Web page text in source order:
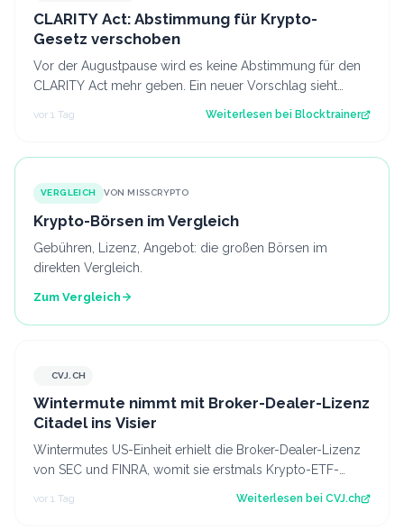
CLARITY Act: Abstimmung für Krypto-
Gesetz verschoben
Vor der Augustpause wird es keine Abstimmung für den
CLARITY Act mehr geben. Ein neuer Vorschlag sieht
derweil vor, dass Trump bestimmte Kry…
vor 1 Tag Weiterlesen bei Blocktrainer
VERGLEICH VON MISSCRYPTO
Krypto-Börsen im Vergleich
Gebühren, Lizenz, Angebot: die großen Börsen im
direkten Vergleich.
Zum Vergleich
CVJ.CHCVJ.CH
Wintermute nimmt mit Broker-Dealer-Lizenz
Citadel ins Visier
Wintermutes US-Einheit erhielt die Broker-Dealer-Lizenz
von SEC und FINRA, womit sie erstmals Krypto-ETF-
vor 1 Tag Weiterlesen bei CVJ.ch